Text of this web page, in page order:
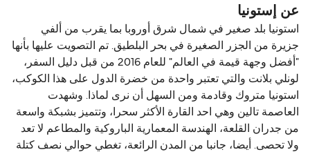
عن إستونيا
استونيا بلد صغير في شمال شرق أوروبا بما يقرب من ألفي
جزيرة من الجزر الصغيرة في بحر البلطيق. تم التصويت عليها بأنها
"أفضل وجهة قيمة في العالم" للعام 2016 من قبل دليل السفر،
لونلي بلانت والتي تعتبر واحدة من خضرة الدول على هذا الكوكب،
استونيا متروك وقادمة ومن السهل أن نرى لماذا. وشهدت
العاصمة تالين وهي احد القارة الأكثر سحرا، وتتميز بشبكة واسعة
من جدران القلعة، الهندسة المعمارية الباروكية والمطاعم لا تعد
ولا تحصى. أيضا، جانبا من المدن الرائعة، تغطي حوالي نصف كتلة